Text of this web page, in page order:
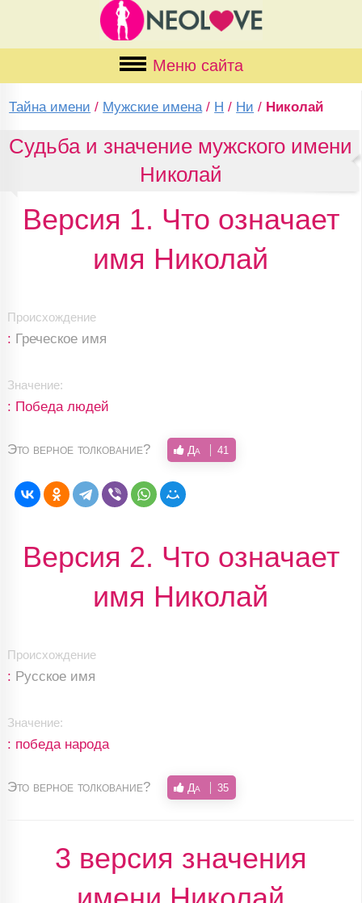
Меню сайта
Тайна имени / Мужские имена / Н / Ни / Николай
Судьба и значение мужского имени
Николай
Версия 1. Что означает
имя Николай
Происхождение
: Греческое имя
Значение:
: Победа людей
Это верное толкование? Да 41
Версия 2. Что означает
имя Николай
Происхождение
: Русское имя
Значение:
: победа народа
Это верное толкование? Да 35
3 версия значения